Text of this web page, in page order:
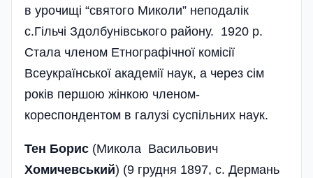
в урочищі “святого Миколи” неподалік
с.Гільчі Здолбунівського району. 1920 р.
Стала членом Етнографічної комісії
Всеукраїнської академії наук, а через сім
років першою жінкою членом-
кореспондентом в галузі суспільних наук.
Тен Борис (Микола Васильович
Хомичевський) (9 грудня 1897, с. Дермань